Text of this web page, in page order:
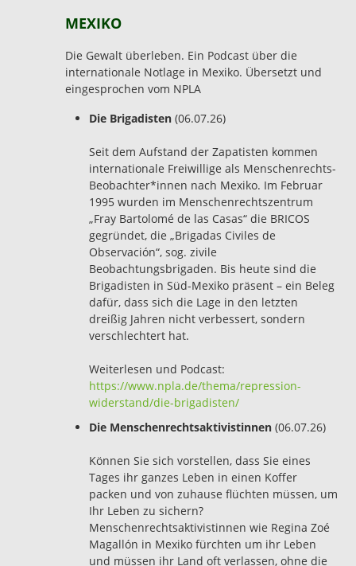
MEXIKO
Die Gewalt überleben. Ein Podcast über die
internationale Notlage in Mexiko. Übersetzt und
eingesprochen vom NPLA
Die Brigadisten (06.07.26)
Seit dem Aufstand der Zapatisten kommen
internationale Freiwillige als Menschenrechts-
Beobachter*innen nach Mexiko. Im Februar
1995 wurden im Menschenrechtszentrum
„Fray Bartolomé de las Casas“ die BRICOS
gegründet, die „Brigadas Civiles de
Observación“, sog. zivile
Beobachtungsbrigaden. Bis heute sind die
Brigadisten in Süd-Mexiko präsent – ein Beleg
dafür, dass sich die Lage in den letzten
dreißig Jahren nicht verbessert, sondern
verschlechtert hat.
Weiterlesen und Podcast:
https://www.npla.de/thema/repression-
widerstand/die-brigadisten/
Die Menschenrechtsaktivistinnen (06.07.26)
Können Sie sich vorstellen, dass Sie eines
Tages ihr ganzes Leben in einen Koffer
packen und von zuhause flüchten müssen, um
Ihr Leben zu sichern?
Menschenrechtsaktivistinnen wie Regina Zoé
Magallón in Mexiko fürchten um ihr Leben
und müssen ihr Land oft verlassen, ohne die